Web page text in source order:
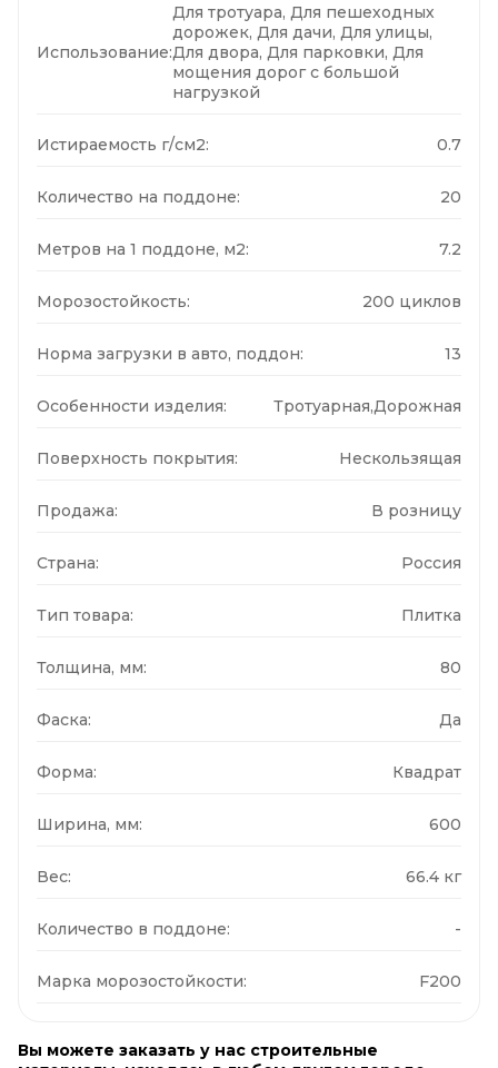
Использование:
Для тротуара, Для пешеходных
дорожек, Для дачи, Для улицы,
Для двора, Для парковки, Для
мощения дорог с большой
нагрузкой
Истираемость г/см2: 0.7
Количество на поддоне: 20
Метров на 1 поддоне, м2: 7.2
Морозостойкость: 200 циклов
Норма загрузки в авто, поддон: 13
Особенности изделия: Тротуарная,Дорожная
Поверхность покрытия: Нескользящая
Продажа: В розницу
Страна: Россия
Тип товара: Плитка
Толщина, мм: 80
Фаска: Да
Форма: Квадрат
Ширина, мм: 600
Вес: 66.4 кг
Количество в поддоне: -
Марка морозостойкости: F200
Вы можете заказать у нас строительные